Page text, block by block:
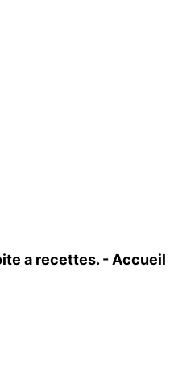
a recettes. - Accueil